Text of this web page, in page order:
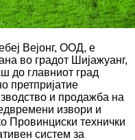
Вејонг, ООД, е
во градот Шијажуанг,
до главниот град
претпријатие
и продажба на
извори и
Провинциски технички
систем за